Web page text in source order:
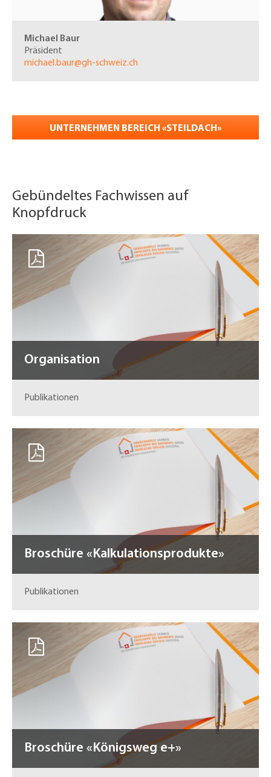
Michael Baur
Präsident
michael.baur@gh-schweiz.ch
UNTERNEHMEN BEREICH «STEILDACH»
Gebündeltes Fachwissen auf
Knopfdruck
Organisation
Publikationen
Broschüre «Kalkulationsprodukte»
Publikationen
Broschüre «Königsweg e+»